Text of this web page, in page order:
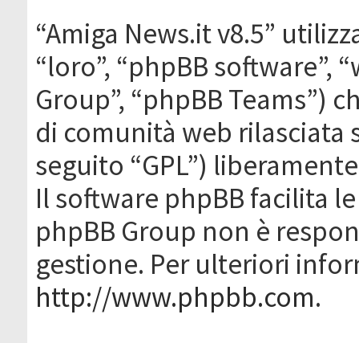
“Amiga News.it v8.5”
“loro”, “phpBB software”,
Group”, “phpBB Teams”)
di comunità web rilasciata
seguito “GPL”)
Il software phpBB facilita
phpBB Group non è
gestione. Per ulteriori
http://www.phpbb.com.